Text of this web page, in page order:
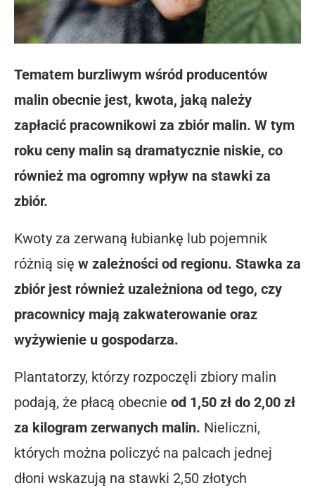
Tematem burzliwym wśród producentów
malin obecnie jest, kwota, jaką należy
zapłacić pracownikowi za zbiór malin. W tym
roku ceny malin są dramatycznie niskie, co
również ma ogromny wpływ na stawki za
zbiór.
Kwoty za zerwaną łubiankę lub pojemnik
różnią się w zależności od regionu. Stawka za
zbiór jest również uzależniona od tego, czy
pracownicy mają zakwaterowanie oraz
wyżywienie u gospodarza.
Plantatorzy, którzy rozpoczęli zbiory malin
podają, że płacą obecnie od 1,50 zł do 2,00 zł
za kilogram zerwanych malin. Nieliczni,
których można policzyć na palcach jednej
dłoni wskazują na stawki 2,50 złotych